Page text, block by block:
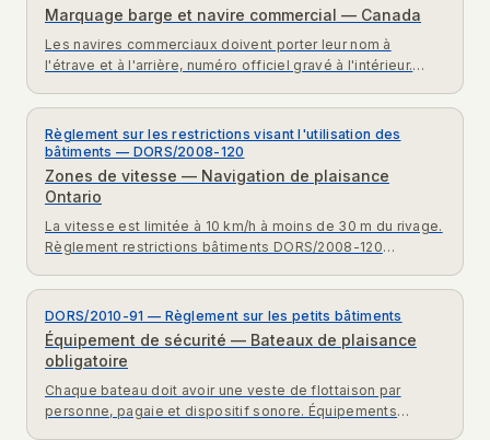
Marquage barge et navire commercial — Canada
Les navires commerciaux doivent porter leur nom à
l'étrave et à l'arrière, numéro officiel gravé à l'intérieur.
Règlement sur les restrictions visant l'utilisation des
bâtiments — DORS/2008-120
Zones de vitesse — Navigation de plaisance
Ontario
La vitesse est limitée à 10 km/h à moins de 30 m du rivage.
Règlement restrictions bâtiments DORS/2008-120
DORS/2010-91 — Règlement sur les petits bâtiments
Équipement de sécurité — Bateaux de plaisance
obligatoire
Chaque bateau doit avoir une veste de flottaison par
personne, pagaie et dispositif sonore. Équipements